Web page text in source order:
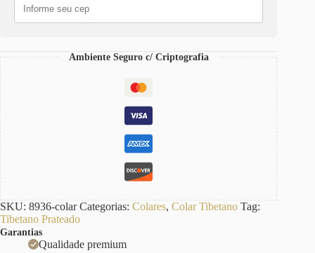
Português-
106
Ambiente Seguro c/ Criptografia
SKU: 8936-colar Categorias: Colares, Colar Tibetano Tag:
Tibetano Prateado
Garantias
Qualidade premium